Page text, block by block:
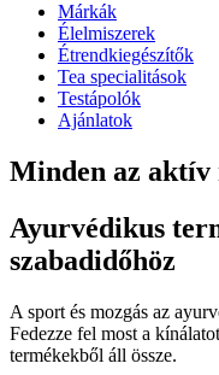
Márkák
Élelmiszerek
Étrendkiegészítők
Tea specialitások
Testápolók
Ajánlatok
Minden az aktív
Ayurvédikus
szabadidőhöz
A sport és mozgás az
Fedezze fel most a
termékekből áll össze.